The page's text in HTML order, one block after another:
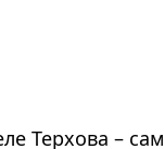
Терхова –